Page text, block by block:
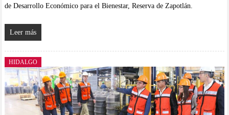
de Desarrollo Económico para el Bienestar, Reserva de Zapotlán.
Leer más
HIDALGO